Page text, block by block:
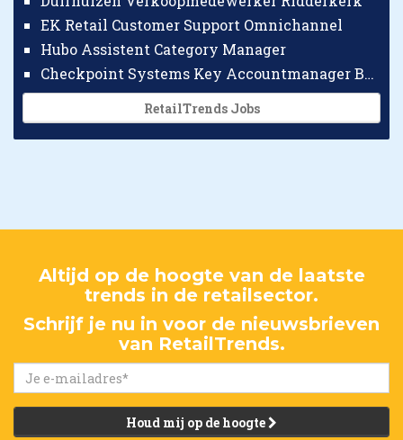
EK Retail Customer Support Omnichannel
Hubo Assistent Category Manager
Checkpoint Systems Key Accountmanager Benelux
RetailTrends Jobs
Altijd op de hoogte van de laatste
trends in de retailsector.
Schrijf je nu in voor de nieuwsbrieven
van RetailTrends.
Houd mij op de hoogte